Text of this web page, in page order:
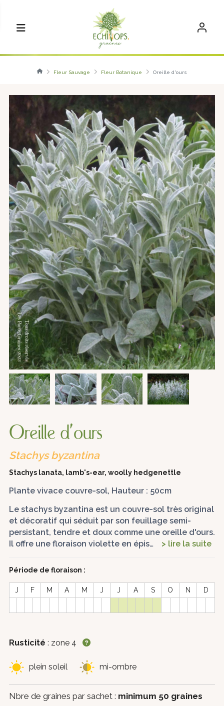
Fleur Sauvage Fleur Botanique Oreille d'ours
Oreille d'ours
Stachys byzantina
Stachys lanata, lamb's-ear, woolly hedgenettle
Plante vivace couvre-sol, Hauteur : 50cm
Le stachys byzantina est un couvre-sol très original
et décoratif qui séduit par son feuillage semi-
persistant, tendre et doux comme une oreille d'ours.
Il offre une floraison violette en épis… > lire la suite
Période de floraison :
J F M A M J J A S O N D
Rusticité : zone 4
plein soleil mi-ombre
Nbre de graines par sachet : minimum 50 graines